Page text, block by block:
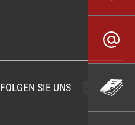
FOLGEN SIE UNS Folgen sie